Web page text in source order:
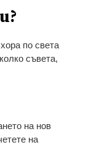
по света
съвета,
на нов
на